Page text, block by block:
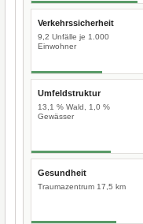
Verkehrssicherheit
9,2 Unfälle je 1.000
Einwohner
Umfeldstruktur
13,1 % Wald, 1,0 %
Gewässer
Gesundheit
Traumazentrum 17,5 km